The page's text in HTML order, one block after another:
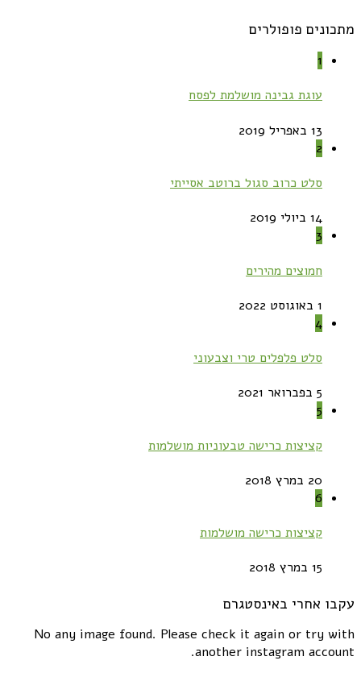
מתכונים פופולרים
1
עוגת גבינה מושלמת לפסח
13 באפריל 2019
2
סלט כרוב סגול ברוטב אסייתי
14 ביולי 2019
3
חמוצים מהירים
1 באוגוסט 2022
4
סלט פלפלים טרי וצבעוני
5 בפברואר 2021
5
קציצות כרישה טבעוניות מושלמות
20 במרץ 2018
6
קציצות כרישה מושלמות
15 במרץ 2018
עקבו אחרי באינסטגרם
No any image found. Please check it again or try with
another instagram account.